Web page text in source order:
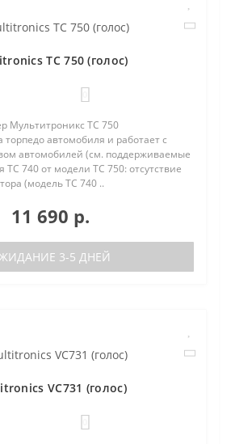
TC 750 (голос)
Мультитроникс TC 750
торпедо автомобиля и работает с
автомобилей (см. поддерживаемые
740 от модели TC 750: отсутствие
(модель TC 740 ..
11 690 р.
3-5 ДНЕЙ
VC731 (голос)